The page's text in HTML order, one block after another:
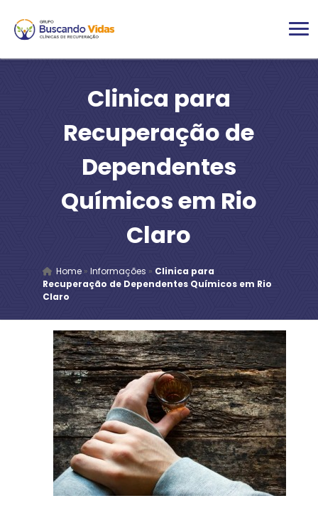
Clinica para
Recuperação de
Dependentes
Químicos em Rio
Claro
Home» Informações » Clinica para
Recuperação de Dependentes Químicos em Rio
Claro